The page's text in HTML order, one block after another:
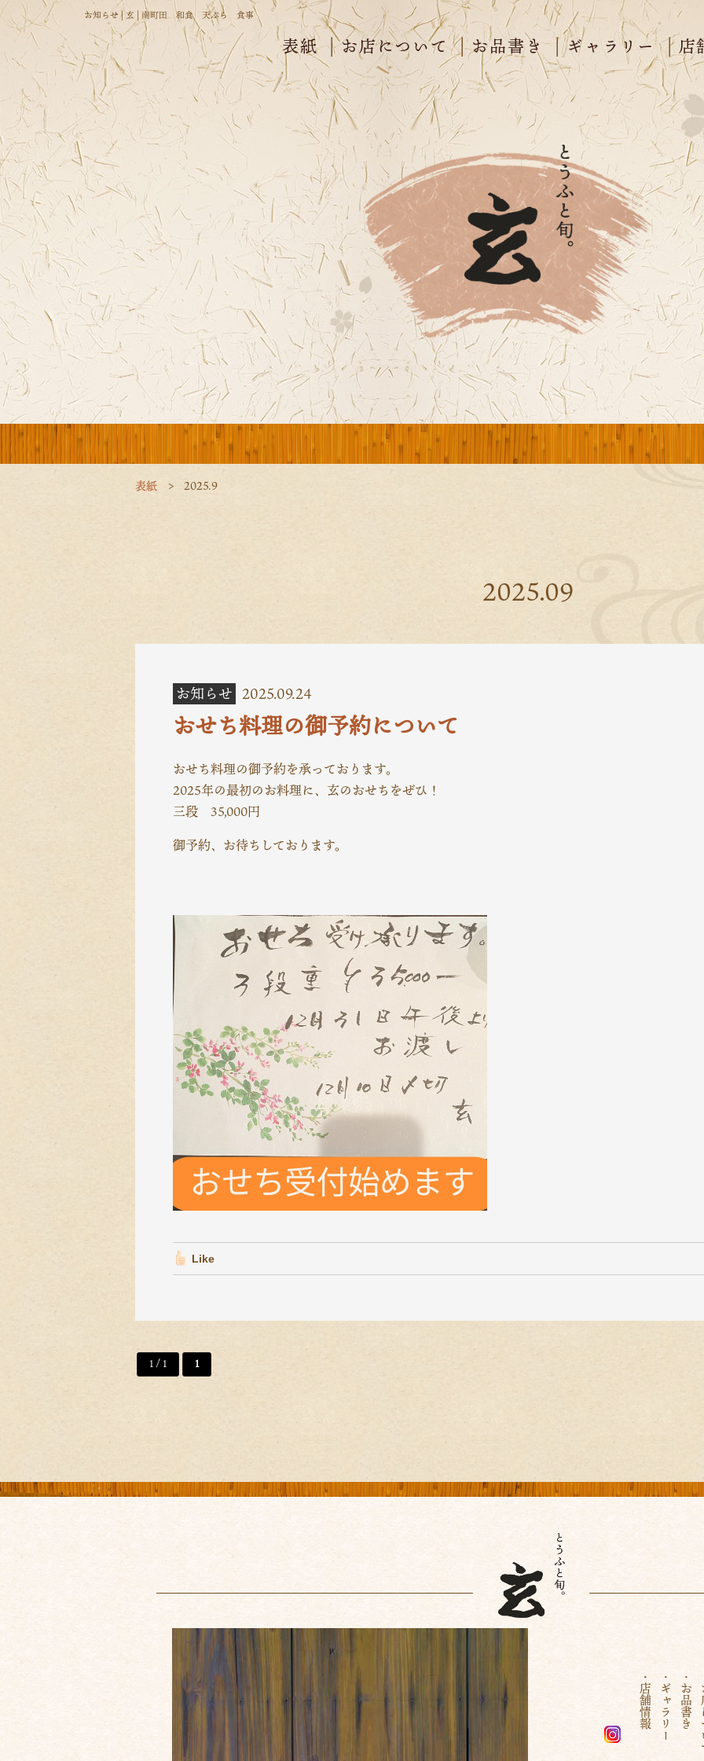
お知らせ | 玄 | 南町田 和食 天ぷら 食事
表紙 お店について お品書き ギャラリー 店
表紙 2025.9
2025.09
お知らせ 2025.09.24
おせち料理の御予約について
おせち料理の御予約を承っております。
2025年の最初のお料理に、玄のおせちをぜひ！
三段 35,000円
御予約、お待ちしております。
Like
1 / 1 1
・店舗情報・ギャラリー・お品書き